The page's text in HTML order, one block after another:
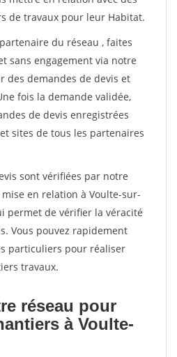
de travaux pour leur Habitat.
du réseau , faites
sans engagement via notre
des demandes de devis et
fois la demande validée,
de devis enregistrées
sites de tous les partenaires
sont vérifiées par notre
en relation à Voulte-sur-
permet de vérifier la véracité
Vous pouvez rapidement
particuliers pour réaliser
travaux.
réseau pour
à Voulte-